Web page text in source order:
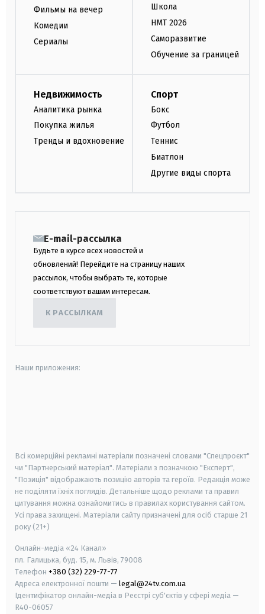
Фильмы на вечер
Комедии
Сериалы
Школа
НМТ 2026
Саморазвитие
Обучение за границей
Недвижимость
Аналитика рынка
Покупка жилья
Тренды и вдохновение
Спорт
Бокс
Футбол
Теннис
Биатлон
Другие виды спорта
E-mail-рассылка
Будьте в курсе всех новостей и
обновлений! Перейдите на страницу наших
рассылок, чтобы выбрать те, которые
соответствуют вашим интересам.
К РАССЫЛКАМ
Наши приложения:
Всі комерційні рекламні матеріали позначені словами "Спецпроєкт"
чи "Партнерський матеріал". Матеріали з позначкою "Експерт",
"Позиція" відображають позицію авторів та героїв. Редакція може
не поділяти їхніх поглядів. Детальніше щодо реклами та правил
цитування можна ознайомитись в правилах користування сайтом.
Усі права захищені. Матеріали сайту призначені для осіб старше 21
року (21+)
Онлайн-медіа «24 Канал»
пл. Галицька, буд. 15, м. Львів, 79008
Телефон +380 (32) 229-77-77
Адреса електронної пошти — legal@24tv.com.ua
Ідентифікатор онлайн-медіа в Реєстрі суб'єктів у сфері медіа —
R40-06057